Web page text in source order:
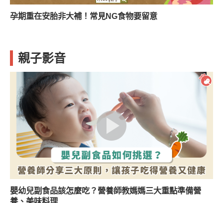
孕期重在安胎非大補！常見NG食物要留意
親子影音
嬰幼兒副食品該怎麼吃？營養師教媽媽三大重點準備營
養、美味料理